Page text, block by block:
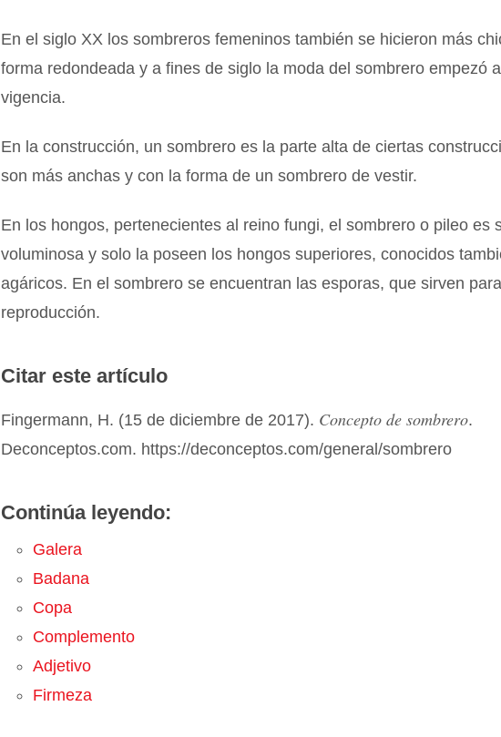
En el siglo XX los sombreros femeninos también se hicieron más
forma redondeada y a fines de siglo la moda del sombrero empezó
vigencia.
En la construcción, un sombrero es la parte alta de ciertas
son más anchas y con la forma de un sombrero de vestir.
En los hongos, pertenecientes al reino fungi, el sombrero o pileo es
voluminosa y solo la poseen los hongos superiores, conocidos
agáricos. En el sombrero se encuentran las esporas, que sirven
reproducción.
Citar este artículo
Fingermann, H. (15 de diciembre de 2017). Concepto de sombrero.
Deconceptos.com. https://deconceptos.com/general/sombrero
Continúa leyendo:
Galera
Badana
Copa
Complemento
Adjetivo
Firmeza